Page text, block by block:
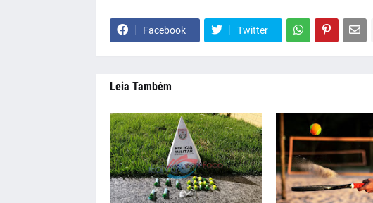
Facebook Twitter
Leia Também